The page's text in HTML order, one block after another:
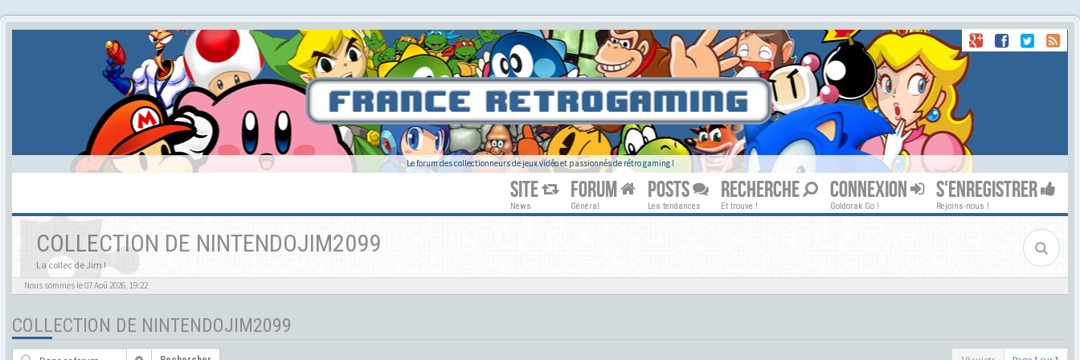
Le forum des collectionneurs de jeux vidéo et passionnés de rétro gaming !
SITE
News
FORUM
Général
POSTS
Les tendances
RECHERCHE
Et trouve !
CONNEXION
Goldorak Go !
S'ENREGISTRER
Rejoins-nous !
COLLECTION DE NINTENDOJIM2099
La collec de Jim !
Nous sommes le 07 Aoû 2026, 19:22
COLLECTION DE NINTENDOJIM2099